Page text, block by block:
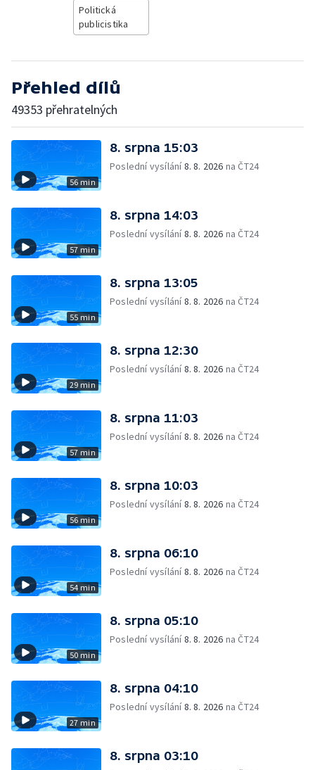
Politická
publicistika
Přehled dílů
49353 přehratelných
56 min
8. srpna 15:03
Poslední vysílání8. 8. 2026 na ČT24
57 min
8. srpna 14:03
Poslední vysílání8. 8. 2026 na ČT24
55 min
8. srpna 13:05
Poslední vysílání8. 8. 2026 na ČT24
29 min
8. srpna 12:30
Poslední vysílání8. 8. 2026 na ČT24
57 min
8. srpna 11:03
Poslední vysílání8. 8. 2026 na ČT24
56 min
8. srpna 10:03
Poslední vysílání8. 8. 2026 na ČT24
54 min
8. srpna 06:10
Poslední vysílání8. 8. 2026 na ČT24
50 min
8. srpna 05:10
Poslední vysílání8. 8. 2026 na ČT24
27 min
8. srpna 04:10
Poslední vysílání8. 8. 2026 na ČT24
8. srpna 03:10